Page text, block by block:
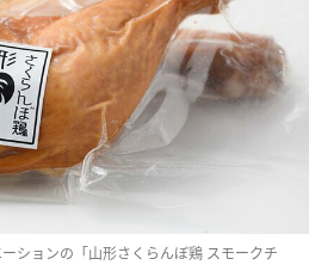
ーションの「山形さくらんぼ鶏 スモークチ